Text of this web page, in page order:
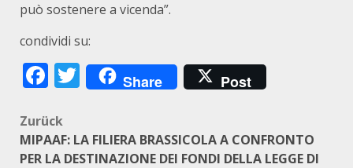
può sostenere a vicenda”.
condividi su:
Facebook
Twitter
Share Post
Beitragsnavigation
Zurück
MIPAAF: LA FILIERA BRASSICOLA A CONFRONTO
PER LA DESTINAZIONE DEI FONDI DELLA LEGGE DI